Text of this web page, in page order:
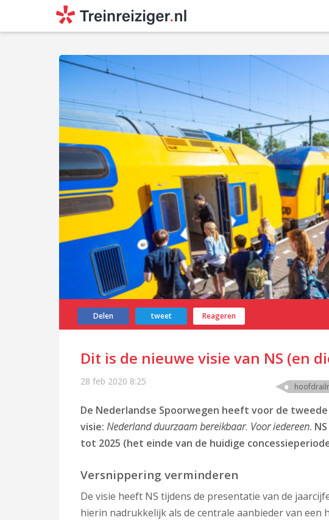
Delen tweet Reageren
Dit is de nieuwe visie van NS (en
28 feb 2020 8:25
De Nederlandse Spoorwegen heeft voor de
visie: Nederland duurzaam bereikbaar. Voor iedereen.
tot 2025 (het einde van de huidige
Versnippering verminderen
De visie heeft NS tijdens de presentatie van de
hierin nadrukkelijk als de centrale aanbieder van